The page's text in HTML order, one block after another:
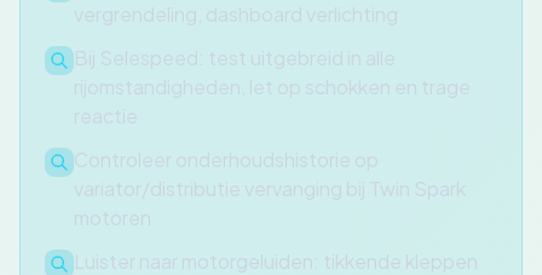
vergrendeling, dashboard verlichting
Bij Selespeed: test uitgebreid in alle
rijomstandigheden, let op schokken en trage
reactie
Controleer onderhoudshistorie op
variator/distributie vervanging bij Twin Spark
motoren
Luister naar motorgeluiden: tikkende kleppen